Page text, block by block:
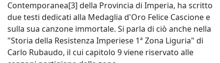
Contemporanea[3] della Provincia di Imperia, ha scritto
due testi dedicati alla Medaglia d'Oro Felice Cascione e
sulla sua canzone immortale. Si parla di ciò anche nella
"Storia della Resistenza Imperiese 1ª Zona Liguria" di
Carlo Rubaudo, il cui capitolo 9 viene riservato alle